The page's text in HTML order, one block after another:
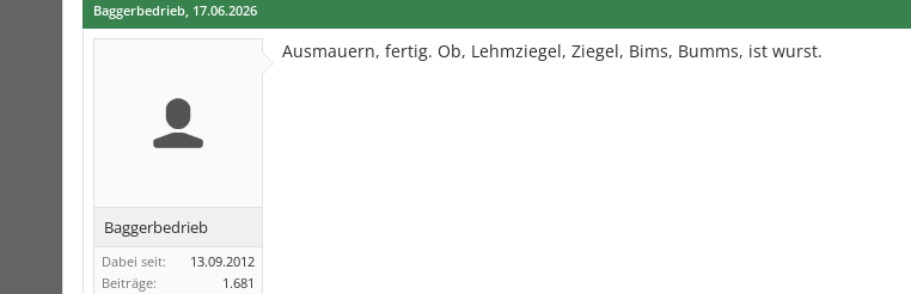
Baggerbedrieb, 17.06.2026
Baggerbedrieb
Dabei seit:
13.09.2012
Beiträge:
1.681
Ausmauern, fertig. Ob, Lehmziegel, Ziegel, Bims, Bumms, ist wurst.